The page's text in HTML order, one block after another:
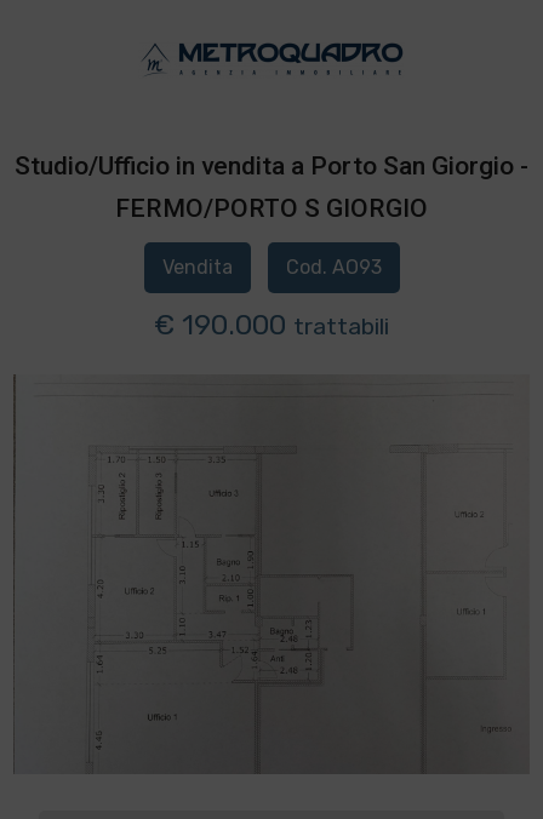
Studio/Ufficio in vendita a Porto San Giorgio -
FERMO/PORTO S GIORGIO
Vendita Cod. AO93
€ 190.000 trattabili